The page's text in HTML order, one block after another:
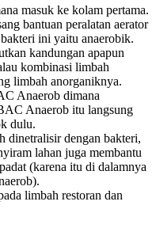
masuk ke kolam pertama.
bantuan peralatan aerator
ini yaitu anaerobik.
kandungan apapun
kombinasi limbah
limbah anorganiknya.
Anaerob dimana
Anaerob itu langsung
dulu.
dinetralisir dengan bakteri,
lahan juga membantu
(karena itu di dalamnya
limbah restoran dan